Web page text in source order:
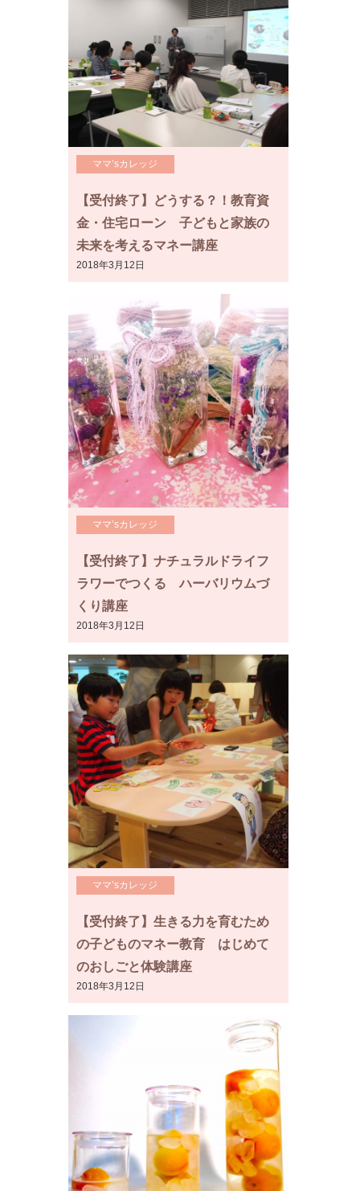
ママ’sカレッジ
【受付終了】どうする？！教育資
金・住宅ローン 子どもと家族の
未来を考えるマネー講座
2018年3月12日
ママ’sカレッジ
【受付終了】ナチュラルドライフ
ラワーでつくる ハーバリウムづ
くり講座
2018年3月12日
ママ’sカレッジ
【受付終了】生きる力を育むため
の子どものマネー教育 はじめて
のおしごと体験講座
2018年3月12日